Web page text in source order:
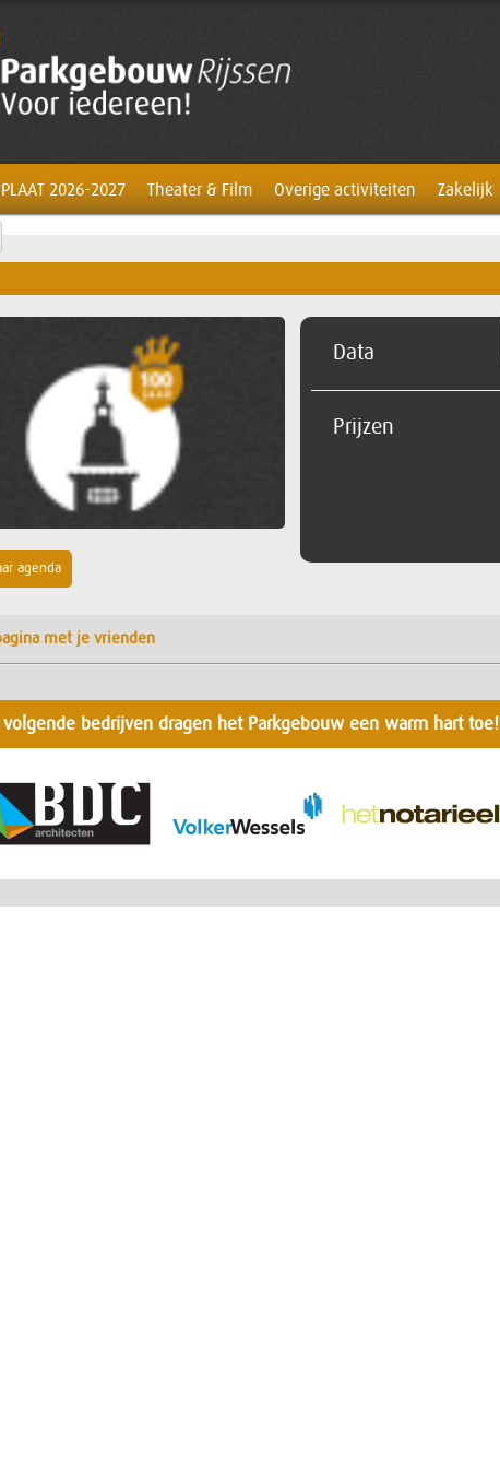
2026-2027 Theater & Film Overige activiteiten Zakelijk
agenda
Data
Prijzen
met je vrienden
volgende bedrijven dragen het Parkgebouw een warm hart toe!